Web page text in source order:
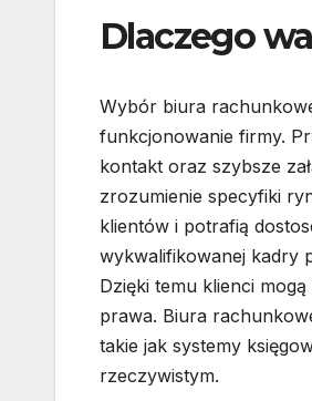
Dlaczego
Wybór biura
funkcjonowanie firmy.
kontakt oraz szybsze
zrozumienie specyfiki
klientów i potrafią
wykwalifikowanej kadry
Dzięki temu klienci
prawa. Biura
takie jak systemy
rzeczywistym.